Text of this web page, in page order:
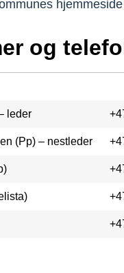
hjemmeside
og
leder
(Pp) – nestleder